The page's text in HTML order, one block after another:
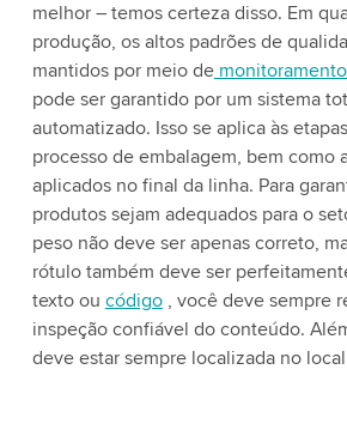
melhor – temos certeza disso. Em
produção, os altos padrões de
mantidos por meio de
pode ser garantido por um sistema
automatizado. Isso se aplica às
processo de embalagem, bem como
aplicados no final da linha. Para
produtos sejam adequados para o
peso não deve ser apenas correto,
rótulo também deve ser
texto ou código, você deve sempre
inspeção confiável do conteúdo.
deve estar sempre localizada no